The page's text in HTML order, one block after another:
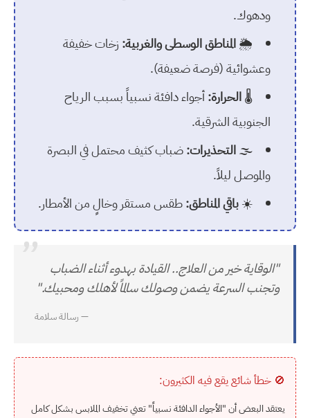
ودهوك.
🌦️المناطق الوسطى والغربية: زخات خفيفة
وعشوائية (فرصة ضعيفة).
🌡️الحرارة:أجواء دافئة نسبياً بسبب الرياح
الجنوبية الشرقية.
🌫️التحذيرات:ضباب كثيف محتمل في البصرة
والموصل ليلاً.
☀️باقي المناطق:طقس مستقر وخالٍ من الأمطار.
”
"الوقاية خير من العلاج.. القيادة بهدوء أثناء الضباب
وتجنب السرعة يضمن وصولك سالماً لأهلك ومحبيك."
— رسالة سلامة
🚫 خطأ شائع يقع فيه الكثيرون:
يعتقد البعض أن "الأجواء الدافئة نسبياً" تعني تخفيف الملابس بشكل كامل